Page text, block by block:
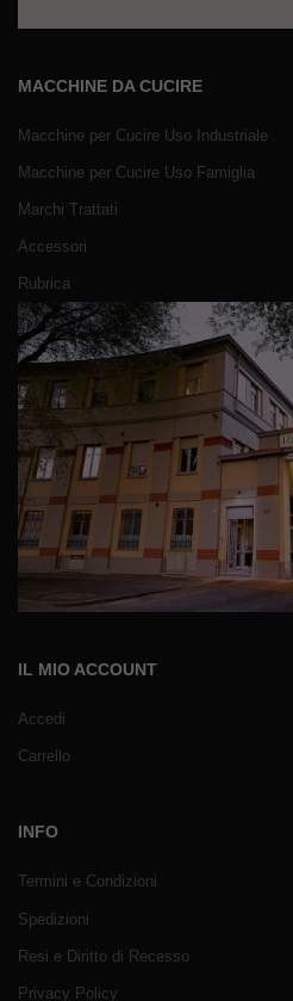
MACCHINE DA CUCIRE
Macchine per Cucire Uso Industriale
Macchine per Cucire Uso Famiglia
Marchi Trattati
Accessori
Rubrica
IL MIO ACCOUNT
Accedi
Carrello
INFO
Termini e Condizioni
Spedizioni
Resi e Diritto di Recesso
Privacy Policy